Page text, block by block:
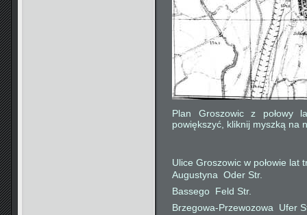
Plan Groszowic z połowy
powiększyć, kliknij myszką na
Ulice Groszowic w połowie lat
Augustyna  Oder Str.
Bassego  Feld Str.
Brzegowa-Przewozowa  Ufer